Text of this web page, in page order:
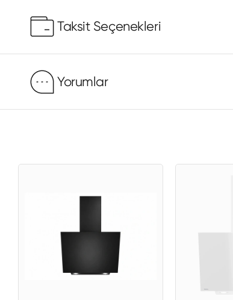
Taksit Seçenekleri
Yorumlar